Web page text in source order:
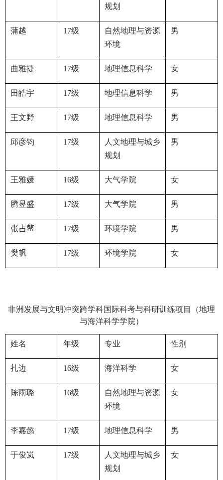
规划
蒲越 17级
自然地理与资源
环境
男
曲雅捷 17级 地理信息科学 女
田皓宇 17级 地理信息科学 男
王文野 17级 地理信息科学 男
邱彦钧 17级
人文地理与城乡
规划
男
王雅媛 16级 大气学院 女
腾昱盛 17级 大气学院 男
张占鳌 17级 环境学院 男
樊帆 17级 环境学院 女
非洲发展与文明冲突跨学科国际科考与科研训练项目（地理
与海洋科学学院）
姓名 年级 专业 性别
扎边 16级 海洋科学 女
陈雨璐 16级
自然地理与资源
环境
女
李嘉懿 17级 地理信息科学 男
于俊岚 17级
人文地理与城乡
规划
女